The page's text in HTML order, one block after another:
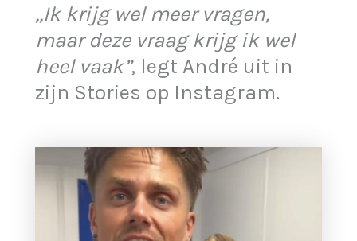
,,Ik krijg wel meer vragen,
maar deze vraag krijg ik wel
heel vaak”, legt André uit in
zijn Stories op Instagram.